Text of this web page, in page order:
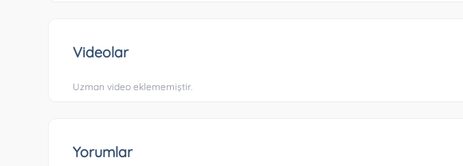
Videolar
Uzman video eklememiştir.
Yorumlar